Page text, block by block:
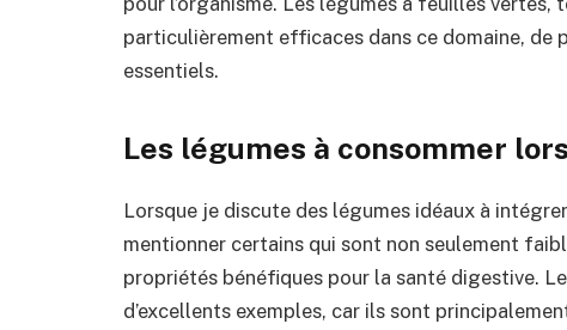
particulièrement efficaces dans ce domaine, de
essentiels.
Les légumes à consommer
Lorsque je discute des légumes idéaux à
mentionner certains qui sont non seulement
propriétés bénéfiques pour la santé digestive.
d’excellents exemples, car ils sont